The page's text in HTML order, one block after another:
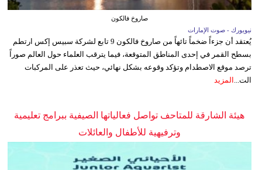
صاروخ فالكون
نيويورك - صوت الإمارات
يُعتقد أن جزءاً ضخماً تائهاً من صاروخ فالكون 9 تابع لشركة سبيس إكس ارتطم
بسطح القمر في إحدى المناطق المتوقعة، فيما يترقب العلماء حول العالم صوراً
ترصد موقع الاصطدام وتؤكد وقوعه بشكل نهائي، حيث تعذر على المركبات
الت...
المزيد
هيئة الشارقة للمتاحف تواصل فعالياتها الصيفية ببرامج تعليمية
وترفيهية للأطفال والعائلات